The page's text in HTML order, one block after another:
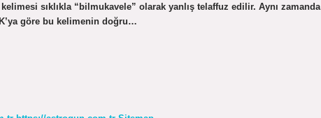
sıklıkla “bilmukavele” olarak yanlış telaffuz edilir. Aynı zamanda
göre bu kelimenin doğru…